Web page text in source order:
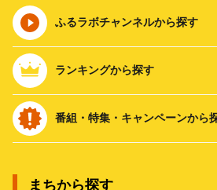
ふるラボチャンネルから探す
ランキングから探す
番組・特集・キャンペーンから
まちから探す